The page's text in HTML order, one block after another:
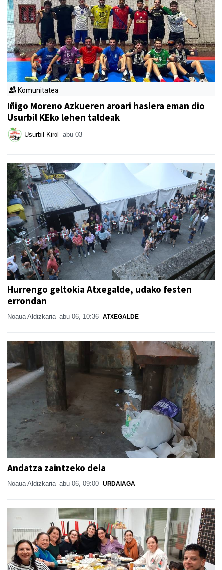
Komunitatea
Iñigo Moreno Azkueren aroari hasiera eman dio
Usurbil KEko lehen taldeak
Usurbil Kirol abu 03
Hurrengo geltokia Atxegalde, udako festen
errondan
Noaua Aldizkaria abu 06, 10:36 ATXEGALDE
Andatza zaintzeko deia
Noaua Aldizkaria abu 06, 09:00 URDAIAGA